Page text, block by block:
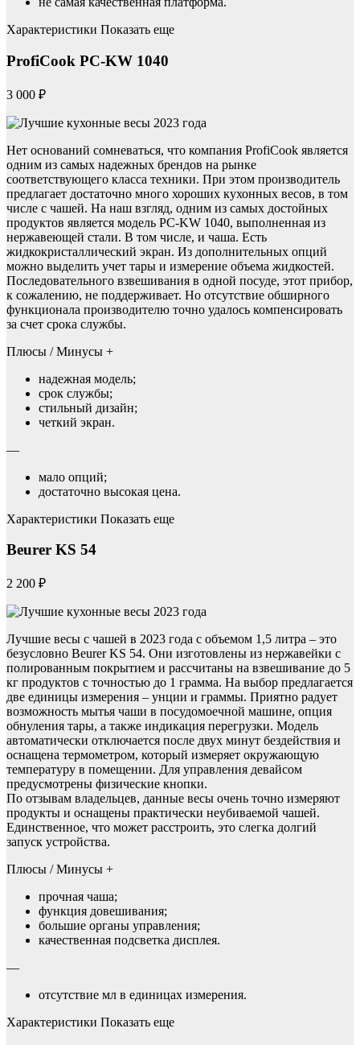
Характеристики Показать еще
ProfiCook PC-KW 1040
3 000 ₽
Нет оснований сомневаться, что компания ProfiCook является
одним из самых надежных брендов на рынке
соответствующего класса техники. При этом производитель
предлагает достаточно много хороших кухонных весов, в том
числе с чашей. На наш взгляд, одним из самых достойных
продуктов является модель PC-KW 1040, выполненная из
нержавеющей стали. В том числе, и чаша. Есть
жидкокристаллический экран. Из дополнительных опций
можно выделить учет тары и измерение объема жидкостей.
Последовательного взвешивания в одной посуде, этот прибор,
к сожалению, не поддерживает. Но отсутствие обширного
функционала производителю точно удалось компенсировать
за счет срока службы.
Плюсы / Минусы +
надежная модель;
срок службы;
стильный дизайн;
четкий экран.
—
мало опций;
достаточно высокая цена.
Характеристики Показать еще
Beurer KS 54
2 200 ₽
Лучшие весы с чашей в 2023 года с объемом 1,5 литра – это
безусловно Beurer KS 54. Они изготовлены из нержавейки с
полированным покрытием и рассчитаны на взвешивание до 5
кг продуктов с точностью до 1 грамма. На выбор предлагается
две единицы измерения – унции и граммы. Приятно радует
возможность мытья чаши в посудомоечной машине, опция
обнуления тары, а также индикация перегрузки. Модель
автоматически отключается после двух минут бездействия и
оснащена термометром, который измеряет окружающую
температуру в помещении. Для управления девайсом
предусмотрены физические кнопки.
По отзывам владельцев, данные весы очень точно измеряют
продукты и оснащены практически неубиваемой чашей.
Единственное, что может расстроить, это слегка долгий
запуск устройства.
Плюсы / Минусы +
прочная чаша;
функция довешивания;
большие органы управления;
качественная подсветка дисплея.
—
отсутствие мл в единицах измерения.
Характеристики Показать еще